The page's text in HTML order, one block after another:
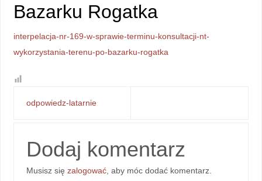
Bazarku Rogatka
interpelacja-nr-169-w-sprawie-terminu-konsultacji-nt-
wykorzystania-terenu-po-bazarku-rogatka
odpowiedz-latarnie
Dodaj komentarz
Musisz sięzalogować , aby móc dodać komentarz.